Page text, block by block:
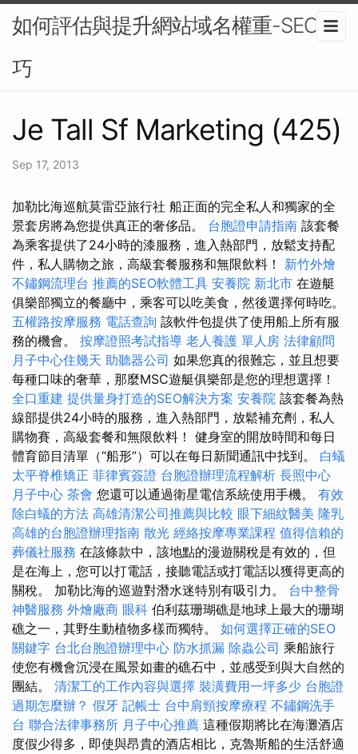
如何評估與提升網站域名權重-SEO技
巧
Je Tall Sf Marketing (425)
Sep 17, 2013
加勒比海巡航莫雷亞旅行社 船正面的完全私人和獨家的全
景套房將為您提供真正的奢侈品。 台胞證申請指南 該套餐
為乘客提供了24小時的漆服務，進入熱部門，放鬆支持配
件，私人購物之旅，高級套餐服務和無限飲料！ 新竹外燴
不鏽鋼流理台 推薦的SEO軟體工具 安養院 新北市 在遊艇
俱樂部獨立的餐廳中，乘客可以吃美食，然後選擇何時吃。
五權路按摩服務 電話查詢 該軟件包提供了使用船上所有服
務的機會。 按摩證照考試指導 老人養護 單人房 法律顧問
月子中心住幾天 助聽器公司 如果您真的很難忘，並且想要
每種口味的奢華，那麼MSC遊艇俱樂部是您的理想選擇！
全口重建 提供量身打造的SEO解決方案 安養院 該套餐為熱
線部提供24小時的服務，進入熱部門，放鬆補充劑，私人
購物賽，高級套餐和無限飲料！ 健身室的開放時間和每日
體育節目清單（“船形”）可以在每日新聞通訊中找到。 白蟻
太平脊椎矯正 菲律賓簽證 台胞證辦理流程解析 長照中心
月子中心 茶會 您還可以通過衛星電信系統使用手機。 有效
除白蟻的方法 高雄清潔公司推薦與比較 眼下細紋醫美 隆乳
高雄的台胞證辦理指南 散光 經絡按摩專業課程 值得信賴的
葬儀社服務 在該條款中，該地點的漫遊關稅是有效的，但
是在海上，您可以打電話，接聽電話或打電話以獲得更高的
關稅。 加勒比海的巡遊對潛水迷特別有吸引力。 台中整骨
神醫服務 外燴廠商 眼科 伯利茲珊瑚礁是地球上最大的珊瑚
礁之一，其野生動植物多樣而獨特。 如何選擇正確的SEO
關鍵字 台北台胞證辦理中心 防水抓漏 除蟲公司 乘船旅行
使您有機會沉浸在風景如畫的礁石中，並感受到與大自然的
團結。 清潔工的工作內容與選擇 裝潢費用一坪多少 台胞證
過期怎麼辦？ 假牙 記帳士 台中肩頸按摩療程 不鏽鋼洗手
台 聯合法律事務所 月子中心推薦 這種假期將比在海灘酒店
度假少得多，即使與昂貴的酒店相比，克魯斯船的生活舒適